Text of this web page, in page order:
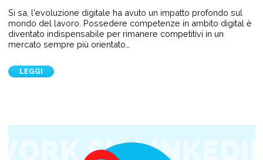
Si sa, l'evoluzione digitale ha avuto un impatto profondo sul
mondo del lavoro. Possedere competenze in ambito digital è
diventato indispensabile per rimanere competitivi in un
mercato sempre più orientato…
LEGGI